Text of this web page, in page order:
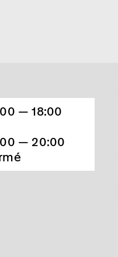
— 18:00
— 20:00